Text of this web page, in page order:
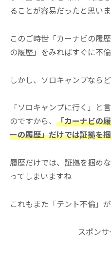
ることが容易だったと思い
このご時世「カーナビの履
の履歴」をみればすぐに不
しかし、ソロキャンプなら
「ソロキャンプに行く」と
のですから、 「カーナビの
ーの履歴」だけでは証拠を
履歴だけでは、証拠を掴め
ってしまいますね
これもまた「テント不倫」
スポン